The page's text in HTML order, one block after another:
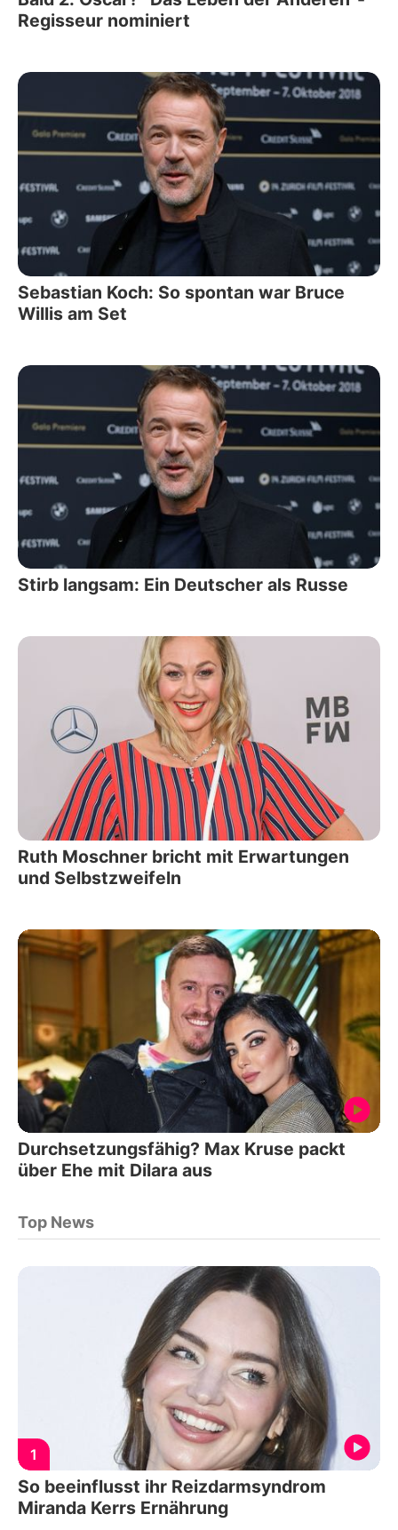
Regisseur nominiert
Sebastian Koch: So spontan war Bruce
Willis am Set
Stirb langsam: Ein Deutscher als Russe
Ruth Moschner bricht mit Erwartungen
und Selbstzweifeln
Durchsetzungsfähig? Max Kruse packt
über Ehe mit Dilara aus
Top News
1
So beeinflusst ihr Reizdarmsyndrom
Miranda Kerrs Ernährung